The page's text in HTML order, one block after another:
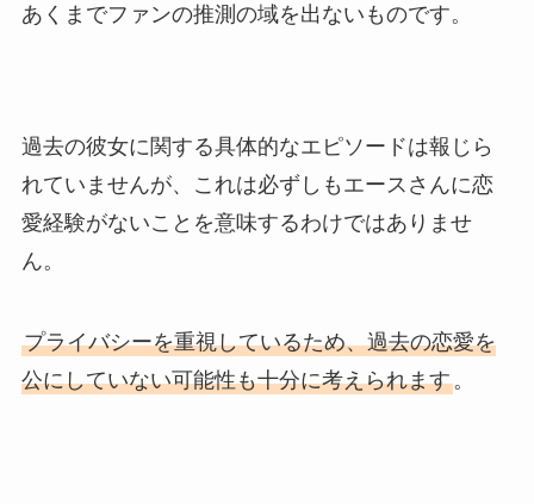
あくまでファンの推測の域を出ないものです。
過去の彼女に関する具体的なエピソードは報じら
れていませんが、これは必ずしもエースさんに恋
愛経験がないことを意味するわけではありませ
ん。
プライバシーを重視しているため、過去の恋愛を
公にしていない可能性も十分に考えられます。